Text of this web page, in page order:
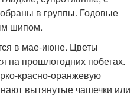
в группы. Годовые
шипом.
в мае-июне. Цветы
на прошлогодних побегах.
красно-оранжевую
вытянутые чашечки или